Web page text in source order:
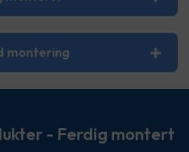
montering
- Ferdig montert